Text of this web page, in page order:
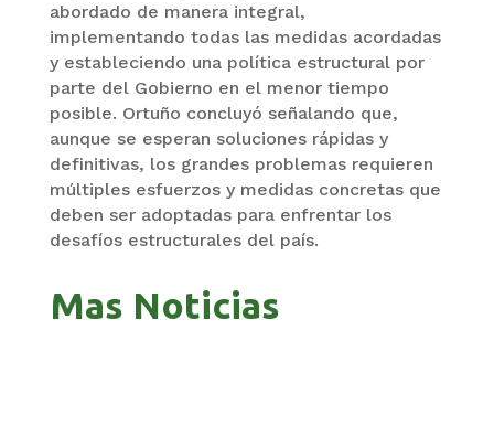
abordado de manera integral,
implementando todas las medidas acordadas
y estableciendo una política estructural por
parte del Gobierno en el menor tiempo
posible. Ortuño concluyó señalando que,
aunque se esperan soluciones rápidas y
definitivas, los grandes problemas requieren
múltiples esfuerzos y medidas concretas que
deben ser adoptadas para enfrentar los
desafíos estructurales del país.
Mas Noticias